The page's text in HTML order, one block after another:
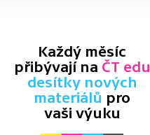
Každý měsíc
přibývají na ČT edu
desítky nových
materiálů pro
vaši výuku